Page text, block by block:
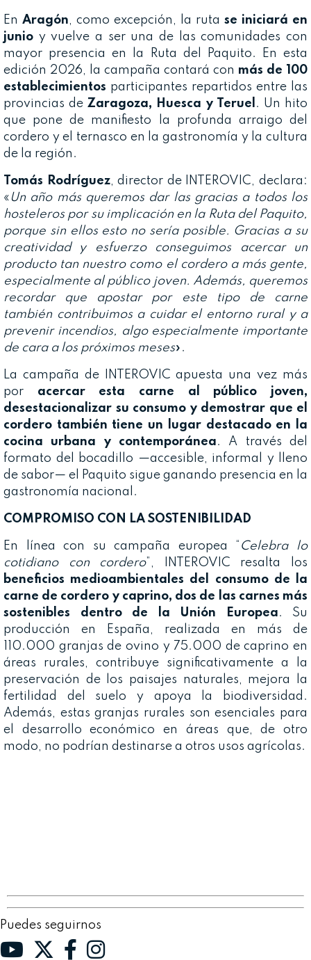
En Aragón, como excepción, la ruta se iniciará en
junio y vuelve a ser una de las comunidades con
mayor presencia en la Ruta del Paquito. En esta
edición 2026, la campaña contará con más de 100
establecimientos participantes repartidos entre las
provincias deZaragoza, Huesca y Teruel . Un hito
que pone de manifiesto la profunda arraigo del
cordero y el ternasco en la gastronomía y la cultura
de la región.
Tomás Rodríguez, director de INTEROVIC, declara:
« Un año más queremos dar las gracias a todos los
hosteleros por su implicación en la Ruta del Paquito,
porque sin ellos esto no sería posible. Gracias a su
creatividad y esfuerzo conseguimos acercar un
producto tan nuestro como el cordero a más gente,
especialmente al público joven. Además, queremos
recordar que apostar por este tipo de carne
también contribuimos a cuidar el entorno rural y a
prevenir incendios, algo especialmente importante
de cara a los próximos meses».
La campaña de INTEROVIC apuesta una vez más
por acercar esta carne al público joven,
desestacionalizar su consumo y demostrar que el
cordero también tiene un lugar destacado en la
cocina urbana y contemporánea. A través del
formato del bocadillo —accesible, informal y lleno
de sabor— el Paquito sigue ganando presencia en la
gastronomía nacional.
COMPROMISO CON LA SOSTENIBILIDAD
En línea con su campaña europea “ Celebra lo
cotidiano con cordero”, INTEROVIC resalta los
beneficios medioambientales del consumo de la
carne de cordero y caprino, dos de las carnes más
sostenibles dentro de la Unión Europea. Su
producción en España, realizada en más de
110.000 granjas de ovino y 75.000 de caprino en
áreas rurales, contribuye significativamente a la
preservación de los paisajes naturales, mejora la
fertilidad del suelo y apoya la biodiversidad.
Además, estas granjas rurales son esenciales para
el desarrollo económico en áreas que, de otro
modo, no podrían destinarse a otros usos agrícolas.
Puedes seguirnos